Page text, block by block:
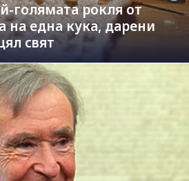
голямата рокля от
на една кука, дарени
свят